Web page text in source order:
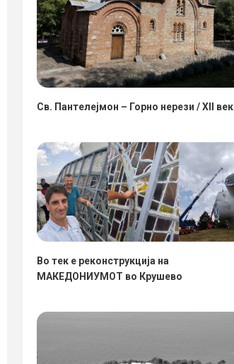
Св. Пантелејмон – Горно нерези / XII век
Во тек е реконструкција на
МАКЕДОНИУМОТ во Крушево